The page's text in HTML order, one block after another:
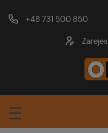
+48 731 500 850